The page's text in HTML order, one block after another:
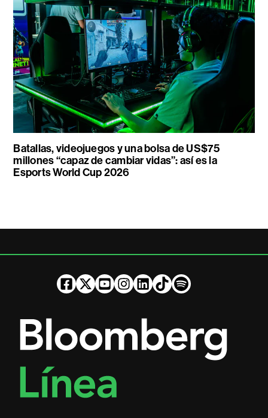
Batallas, videojuegos y una bolsa de US$75
millones “capaz de cambiar vidas”: así es la
Esports World Cup 2026